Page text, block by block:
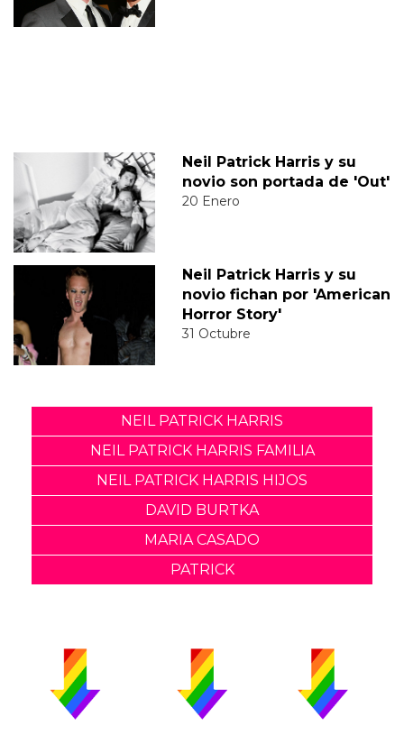
Neil Patrick Harris y su
novio son portada de 'Out'
20 Enero
Neil Patrick Harris y su
novio fichan por 'American
Horror Story'
31 Octubre
NEIL PATRICK HARRIS
NEIL PATRICK HARRIS FAMILIA
NEIL PATRICK HARRIS HIJOS
DAVID BURTKA
MARIA CASADO
PATRICK